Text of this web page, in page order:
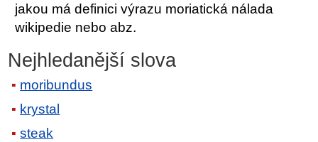
jakou má definici výrazu moriatická nálada
wikipedie nebo abz.
Nejhledanější slova
moribundus
krystal
steak